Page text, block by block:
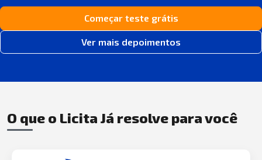
Começar teste grátis
Ver mais depoimentos
O que o Licita Já resolve para você